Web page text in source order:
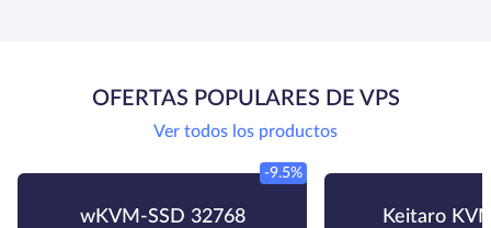
OFERTAS POPULARES DE VPS
Ver todos los productos
wKVM-SSD 32768
-9.5%
Keitaro